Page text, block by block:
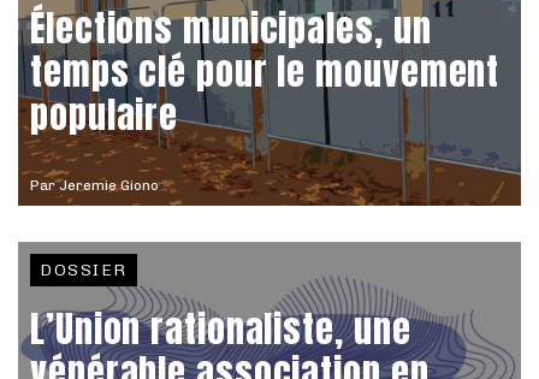
ParJeremie Giono
Élections municipales, un
temps clé pour le mouvement
populaire
DOSSIER
L’Union rationaliste, une